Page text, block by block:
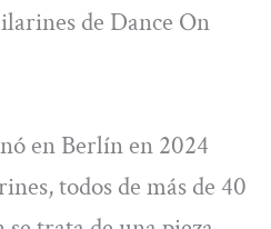
de Dance On
en Berlín en 2024
todos de más de 40